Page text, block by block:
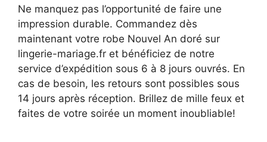
Ne manquez pas l’opportunité de faire une
impression durable. Commandez dès
maintenant votre robe Nouvel An doré sur
lingerie-mariage.fr et bénéficiez de notre
service d’expédition sous 6 à 8 jours ouvrés. En
cas de besoin, les retours sont possibles sous
14 jours après réception. Brillez de mille feux et
faites de votre soirée un moment inoubliable!